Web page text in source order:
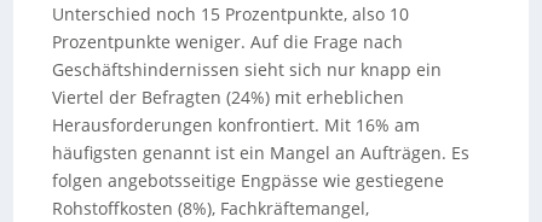
Unterschied noch 15 Prozentpunkte, also 10
Prozentpunkte weniger. Auf die Frage nach
Geschäftshindernissen sieht sich nur knapp ein
Viertel der Befragten (24%) mit erheblichen
Herausforderungen konfrontiert. Mit 16% am
häufigsten genannt ist ein Mangel an Aufträgen. Es
folgen angebotsseitige Engpässe wie gestiegene
Rohstoffkosten (8%), Fachkräftemangel,